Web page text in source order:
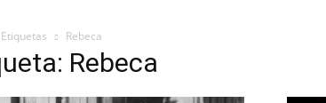
Etiquetas Rebeca
Rebeca